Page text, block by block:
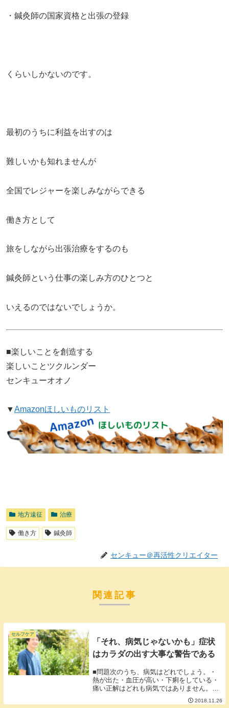
・鍼灸師の国家資格と出張の登録
くらいしかないのです。
最初のうちに利益を出すのは
難しいかも知れませんが
全国でレジャーを楽しみながらできる
働き方として
旅をしながら出張治療をするのも
鍼灸師という仕事の楽しみ方のひとつと
いえるのではないでしょうか。
■楽しいことを創造する
楽しいことツクルンダー
センキューオオノ
▼Amazonほしいものリスト
地方遠征 治療
働き方 鍼灸師
センキュー＠再活性クリエイター
関連記事
セルフケア
「それ、病気じゃないかも」症状
はカラダの出す大事な警告である
■問題次のうち、病気はどれでしょう。・
熱が出た・血圧が高い・下痢をしている・
痛い正解はどれも病気ではありません。上
に挙げたものはすべて病気というよりも症
状で人間が体内を正常に運営するための反
2018.11.26